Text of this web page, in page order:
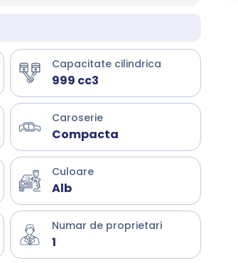
Capacitate cilindrica
999 cc3
Caroserie
Compacta
Culoare
Alb
Numar de proprietari
1